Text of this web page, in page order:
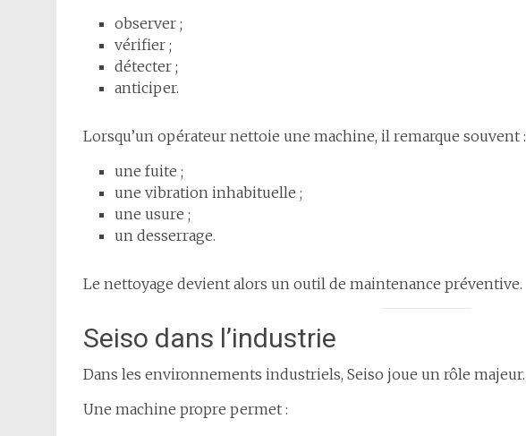
observer ;
vérifier ;
détecter ;
anticiper.
Lorsqu’un opérateur nettoie une machine, il remarque souvent :
une fuite ;
une vibration inhabituelle ;
une usure ;
un desserrage.
Le nettoyage devient alors un outil de maintenance préventive.
Seiso dans l’industrie
Dans les environnements industriels, Seiso joue un rôle majeur.
Une machine propre permet :